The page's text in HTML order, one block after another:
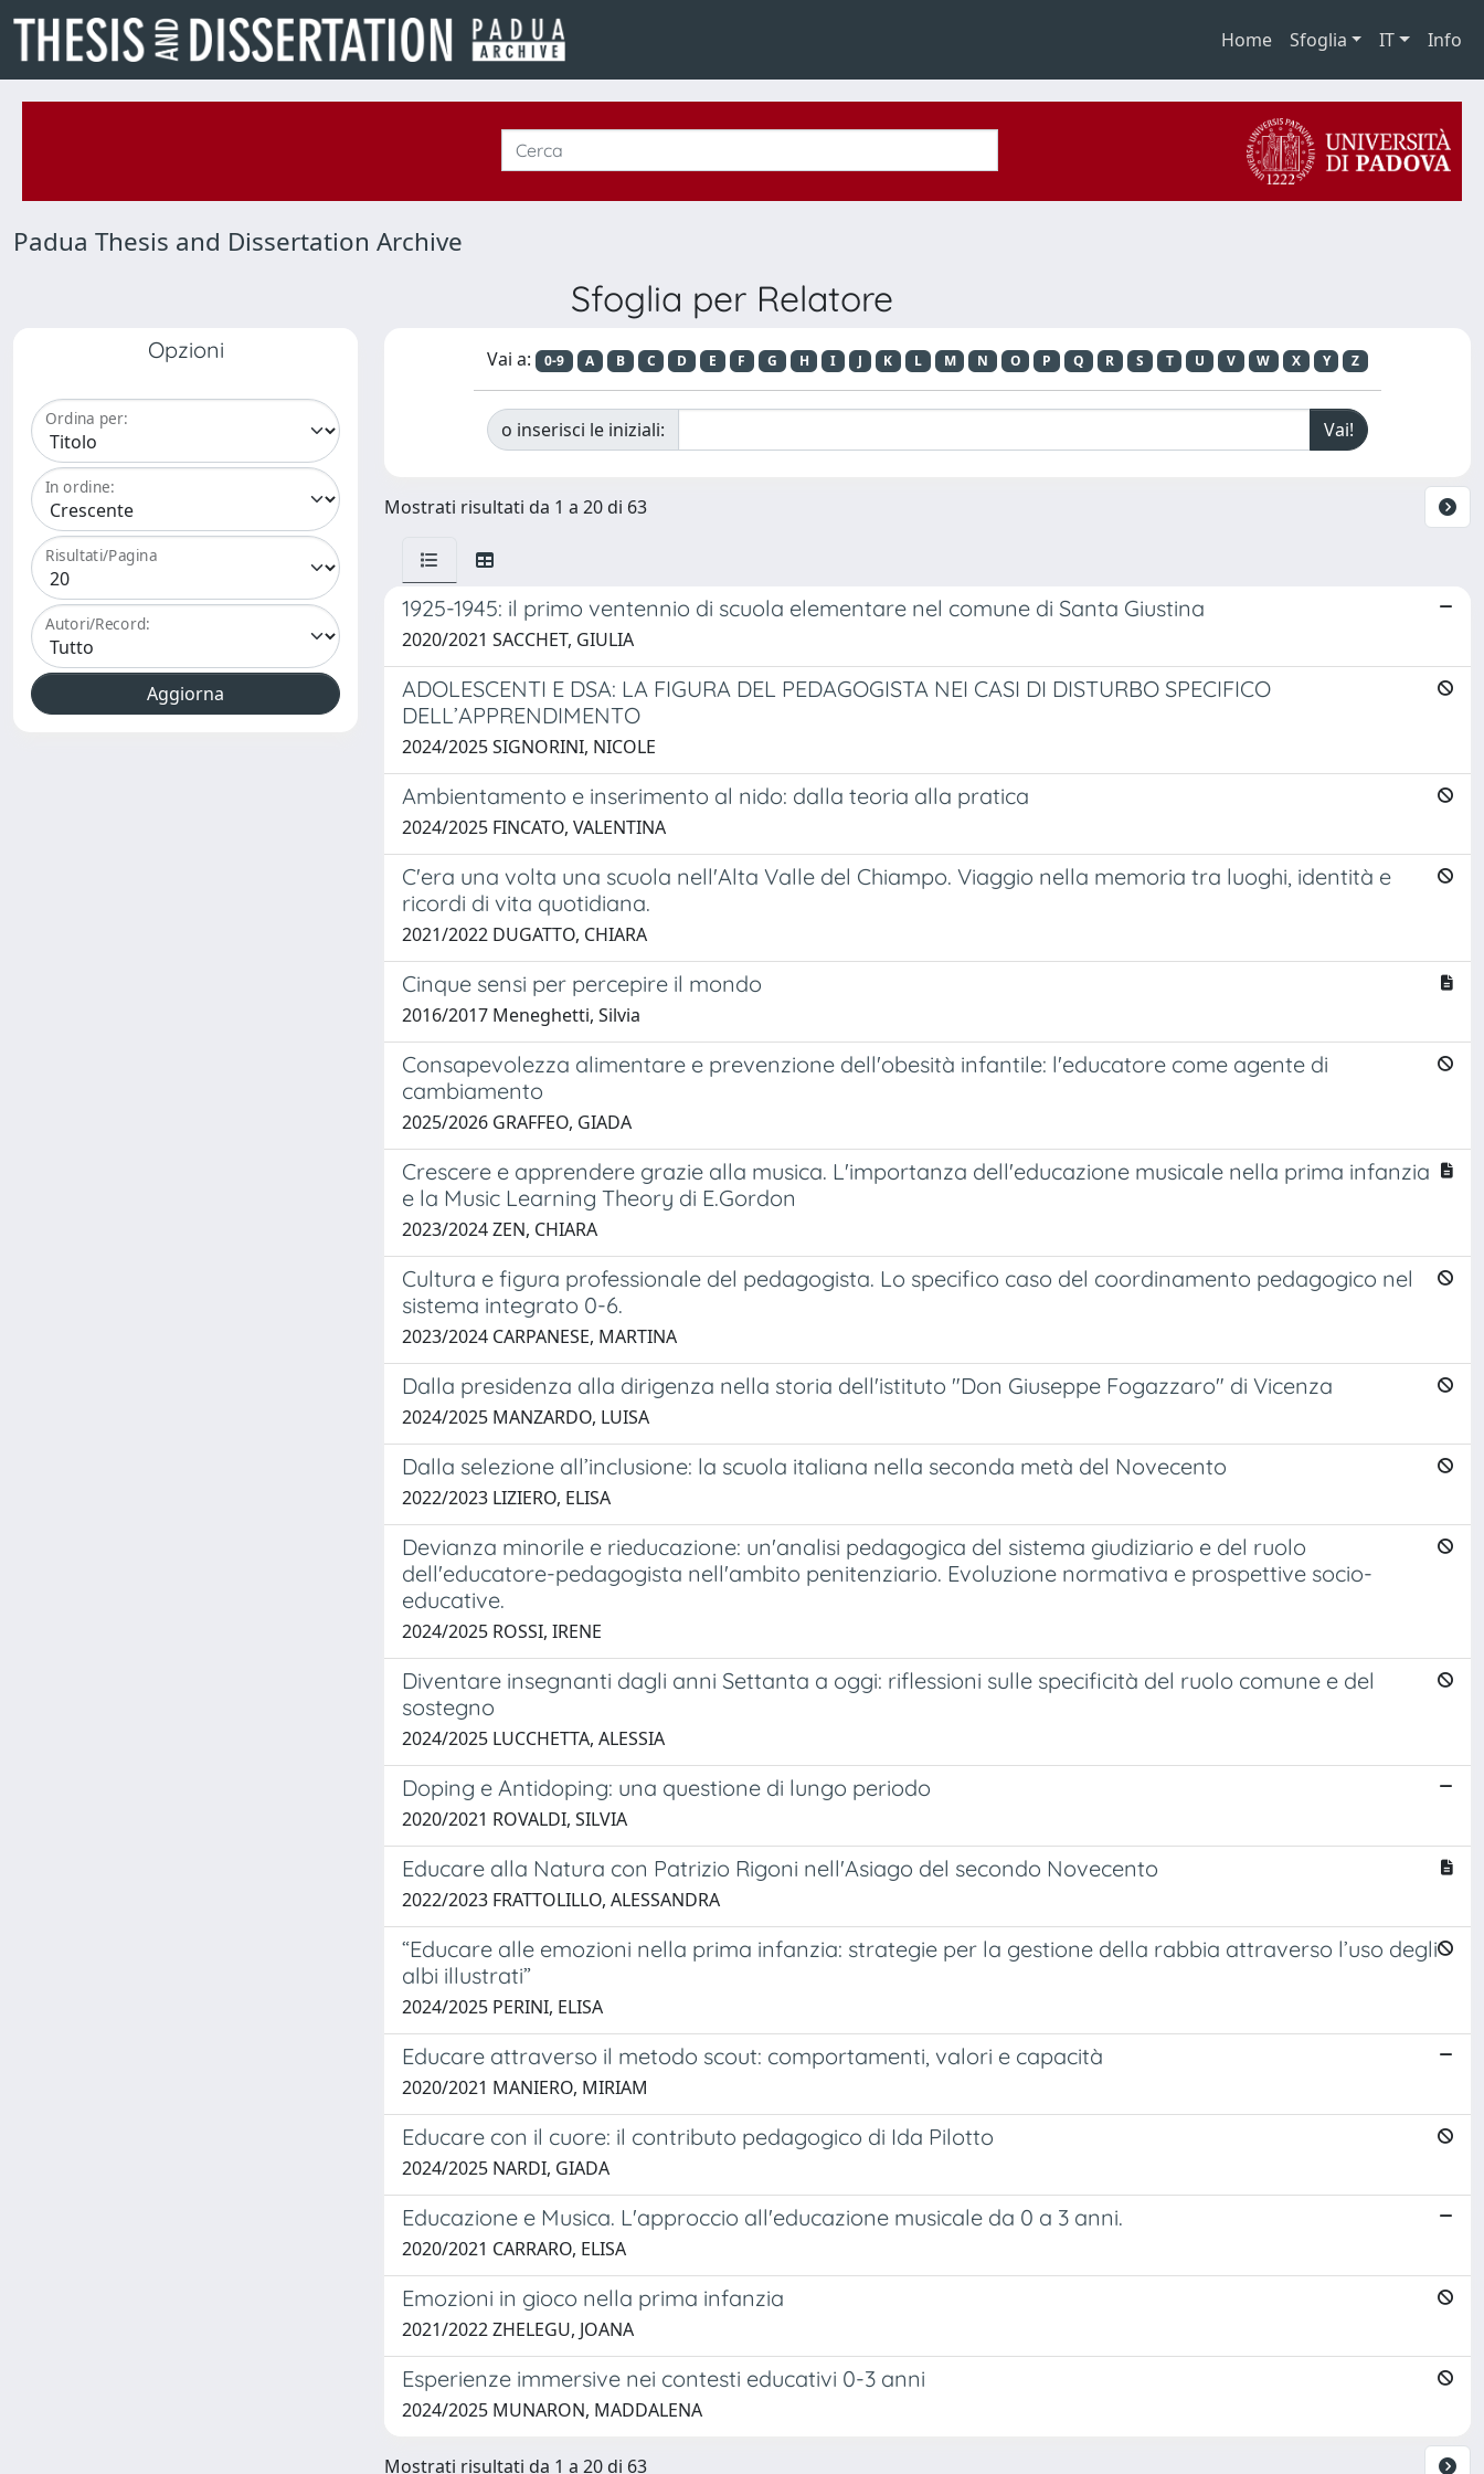
Home Sfoglia IT Info
Padua Thesis and Dissertation Archive
Sfoglia per Relatore
Opzioni
Ordina per:
In ordine:
Risultati/Pagina
Autori/Record:
Vai a: 0-9 A B C D E F G H I J K L M N O P Q R S T U V W X Y Z
o inserisci le iniziali:
Mostrati risultati da 1 a 20 di 63
1925-1945: il primo ventennio di scuola elementare nel comune di Santa Giustina
2020/2021 SACCHET, GIULIA
ADOLESCENTI E DSA: LA FIGURA DEL PEDAGOGISTA NEI CASI DI DISTURBO SPECIFICO
DELL’APPRENDIMENTO
2024/2025 SIGNORINI, NICOLE
Ambientamento e inserimento al nido: dalla teoria alla pratica
2024/2025 FINCATO, VALENTINA
C'era una volta una scuola nell'Alta Valle del Chiampo. Viaggio nella memoria tra luoghi, identità e
ricordi di vita quotidiana.
2021/2022 DUGATTO, CHIARA
Cinque sensi per percepire il mondo
2016/2017 Meneghetti, Silvia
Consapevolezza alimentare e prevenzione dell'obesità infantile: l'educatore come agente di
cambiamento
2025/2026 GRAFFEO, GIADA
Crescere e apprendere grazie alla musica. L'importanza dell'educazione musicale nella prima infanzia
e la Music Learning Theory di E.Gordon
2023/2024 ZEN, CHIARA
Cultura e figura professionale del pedagogista. Lo specifico caso del coordinamento pedagogico nel
sistema integrato 0-6.
2023/2024 CARPANESE, MARTINA
Dalla presidenza alla dirigenza nella storia dell'istituto "Don Giuseppe Fogazzaro" di Vicenza
2024/2025 MANZARDO, LUISA
Dalla selezione all’inclusione: la scuola italiana nella seconda metà del Novecento
2022/2023 LIZIERO, ELISA
Devianza minorile e rieducazione: un'analisi pedagogica del sistema giudiziario e del ruolo
dell'educatore-pedagogista nell'ambito penitenziario. Evoluzione normativa e prospettive socio-
educative.
2024/2025 ROSSI, IRENE
Diventare insegnanti dagli anni Settanta a oggi: riflessioni sulle specificità del ruolo comune e del
sostegno
2024/2025 LUCCHETTA, ALESSIA
Doping e Antidoping: una questione di lungo periodo
2020/2021 ROVALDI, SILVIA
Educare alla Natura con Patrizio Rigoni nell'Asiago del secondo Novecento
2022/2023 FRATTOLILLO, ALESSANDRA
“Educare alle emozioni nella prima infanzia: strategie per la gestione della rabbia attraverso l’uso degli
albi illustrati”
2024/2025 PERINI, ELISA
Educare attraverso il metodo scout: comportamenti, valori e capacità
2020/2021 MANIERO, MIRIAM
Educare con il cuore: il contributo pedagogico di Ida Pilotto
2024/2025 NARDI, GIADA
Educazione e Musica. L'approccio all'educazione musicale da 0 a 3 anni.
2020/2021 CARRARO, ELISA
Emozioni in gioco nella prima infanzia
2021/2022 ZHELEGU, JOANA
Esperienze immersive nei contesti educativi 0-3 anni
2024/2025 MUNARON, MADDALENA
Mostrati risultati da 1 a 20 di 63